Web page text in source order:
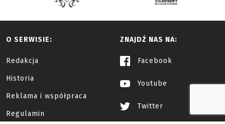
O SERWISIE:
Redakcja
Historia
Reklama i współpraca
Regulamin
ZNAJDŹ NAS NA:
Facebook
Youtube
Twitter